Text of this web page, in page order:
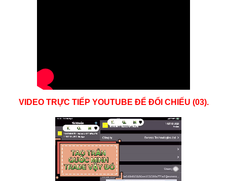
VIDEO TRỰC TIẾP YOUTUBE ĐỂ ĐỔI CHIẾU (03).